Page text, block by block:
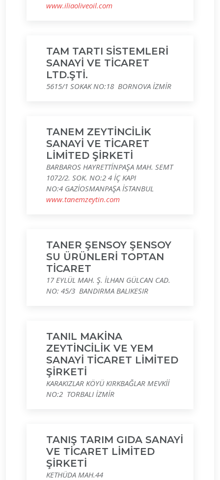
www.iliaoliveoil.com
TAM TARTI SİSTEMLERİ
SANAYİ VE TİCARET
LTD.ŞTİ.
5615/1 SOKAK NO:18 BORNOVA İZMİR
TANEM ZEYTİNCİLİK
SANAYİ VE TİCARET
LİMİTED ŞİRKETİ
BARBAROS HAYRETTİNPAŞA MAH. SEMT
1072/2. SOK. NO:2 4 İÇ KAPI
NO:4 GAZİOSMANPAŞA İSTANBUL
www.tanemzeytin.com
TANER ŞENSOY ŞENSOY
SU ÜRÜNLERİ TOPTAN
TİCARET
17 EYLÜL MAH. Ş. İLHAN GÜLCAN CAD.
NO: 45/3 BANDIRMA BALIKESIR
TANIL MAKİNA
ZEYTİNCİLİK VE YEM
SANAYİ TİCARET LİMİTED
ŞİRKETİ
KARAKIZLAR KÖYÜ KIRKBAĞLAR MEVKİİ
NO:2 TORBALI İZMİR
TANIŞ TARIM GIDA SANAYİ
VE TİCARET LİMİTED
ŞİRKETİ
KETHÜDA MAH.44